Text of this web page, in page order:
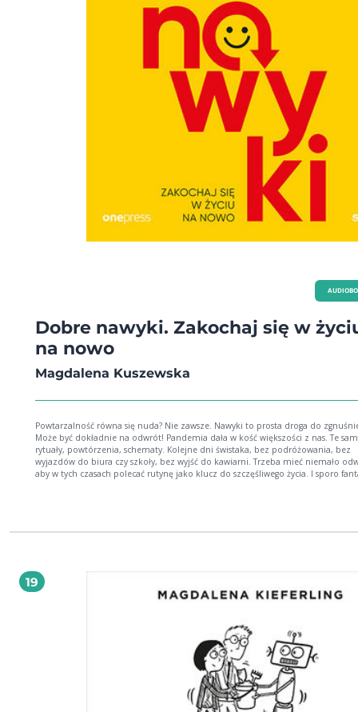
Recenzja Bookstagram - Czytam najlepsze - Recenzja Agnieszka Ciećwierz | HR
- Recenzja Strefa.aniii - Recenzja Naxybooks - Bookstagram Elobaba_
Dobre nawyki. Zakochaj się w
na nowo
Magdalena Kuszewska
Powtarzalność równa się nuda? Nie zawsze. Nawyki to prosta droga do zgnuśnienia?
Może być dokładnie na odwrót! Pandemia dała w kość większości z nas. Te same
rytuały, powtórzenia, schematy. Kolejne dni świstaka, bez podróżowania, bez
wyjazdów do biura czy szkoły, bez wyjść do kawiarni. Trzeba mieć niemało odwagi,
aby w tych czasach polecać rutynę jako klucz do szczęśliwego życia. I sporo
stawania się ideałem, ale do poprawienia jakości życia i owszem. Sekret polega
nawet skłonić do tego innych. Bo dobry nawyk od złego różni się tak, jak uskrzydlająca
medytacja od klepania mantr. Dobry nawyk jest fundamentem, podstawą
szczęścia, spełnienia. Zły nawyk nudzi, otępia, ogranicza. Autorka książki
19